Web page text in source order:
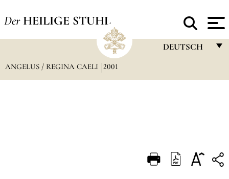
Der HEILIGE STUHL
DEUTSCH
DEUTSCH
ANGELUS / REGINA CAELI 2001